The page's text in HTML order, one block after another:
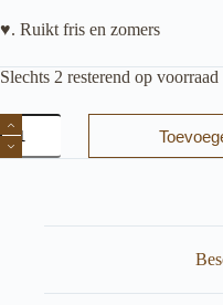
♥. Ruikt fris en zomers
Slechts 2 resterend op voorraad
Loveli
Hand
wash